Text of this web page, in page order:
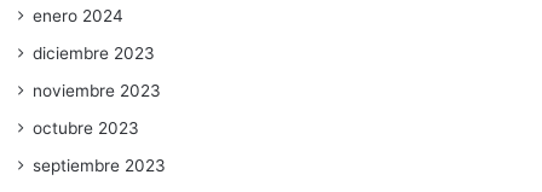
enero 2024
diciembre 2023
noviembre 2023
octubre 2023
septiembre 2023